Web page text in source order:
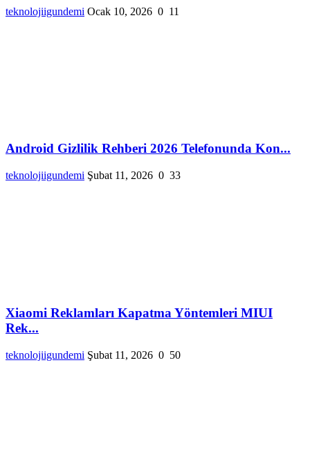
teknolojiigundemi Ocak 10, 2026 0 11
Android Gizlilik Rehberi 2026 Telefonunda Kon...
teknolojiigundemi Şubat 11, 2026 0 33
Xiaomi Reklamları Kapatma Yöntemleri MIUI
Rek...
teknolojiigundemi Şubat 11, 2026 0 50